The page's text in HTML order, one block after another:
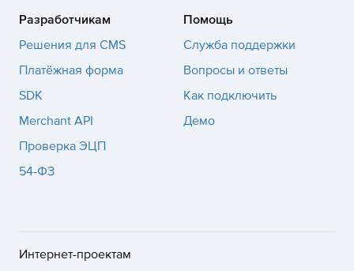
Разработчикам
Решения для CMS
Платёжная форма
SDK
Merchant API
Проверка ЭЦП
54-ФЗ
Помощь
Служба поддержки
Вопросы и ответы
Как подключить
Демо
Интернет-проектам